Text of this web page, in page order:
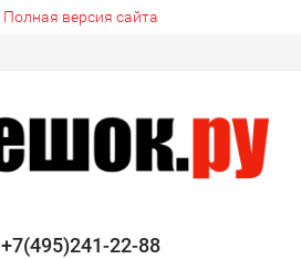
Полная версия сайта
+7(495)241-22-88